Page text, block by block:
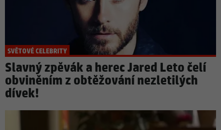
SVĚTOVÉ CELEBRITY
Slavný zpěvák a herec Jared Leto čelí
obviněním z obtěžování nezletilých
dívek!